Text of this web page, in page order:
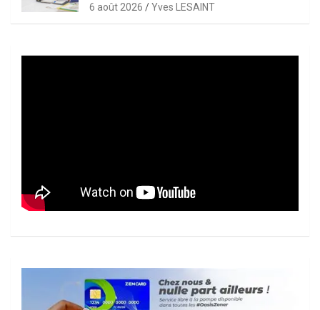
6 août 2026 Yves LESAINT